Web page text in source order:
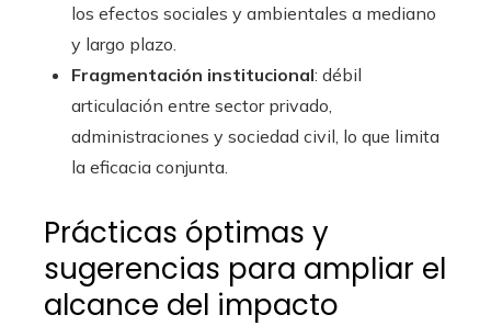
los efectos sociales y ambientales a mediano
y largo plazo.
Fragmentación institucional: débil
articulación entre sector privado,
administraciones y sociedad civil, lo que limita
la eficacia conjunta.
Prácticas óptimas y
sugerencias para ampliar el
alcance del impacto